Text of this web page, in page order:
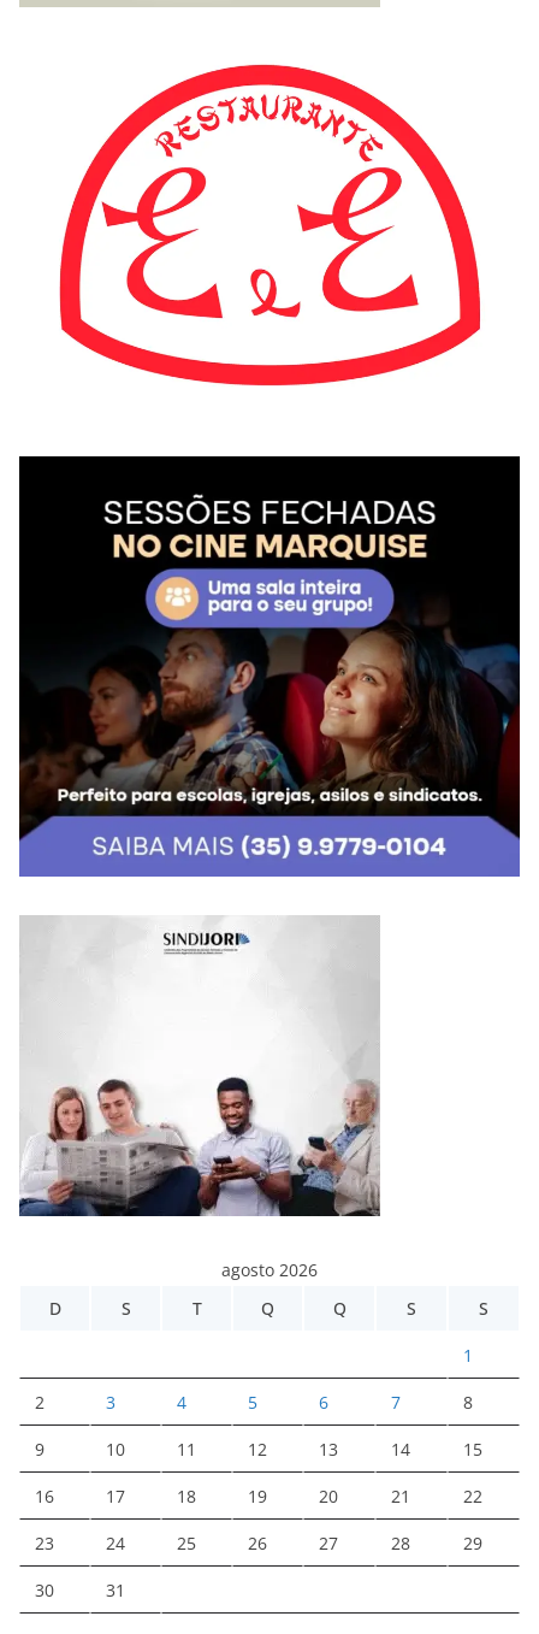
agosto 2026
D
S T Q Q S S
1
2 3 4 5 6 7 8
9 10 11 12 13 14 15
16 17 18 19 20 21 22
23 24 25 26 27 28 29
30 31